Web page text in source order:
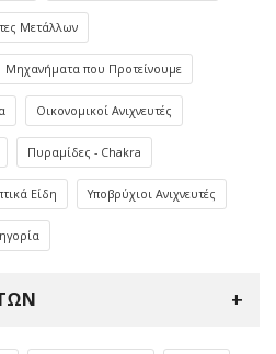
Μετάλλων
Μηχανήματα που Προτείνουμε
Οικονομικοί Ανιχνευτές
Πυραμίδες - Chakra
Είδη Υποβρύχιοι Ανιχνευτές